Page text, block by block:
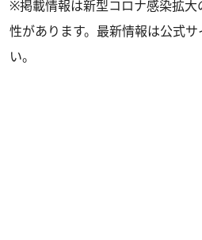
※掲載情報は新型コロナ感染拡
性があります。最新情報は公式
い。